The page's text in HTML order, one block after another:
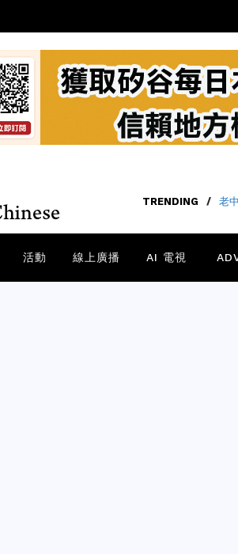
TRENDING / 老
活動 線上廣播 AI 電視